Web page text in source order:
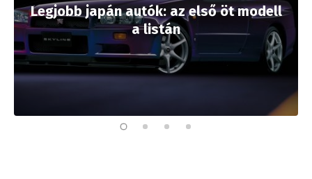
Legjobb japán autók: az első öt modell
a listán